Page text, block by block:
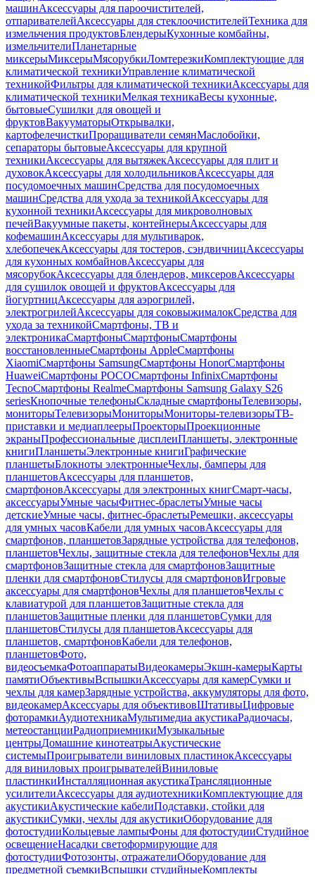
машинАксессуары для пароочистителей,
отпаривателейАксессуары для стеклоочистителейТехника для
измельчения продуктовБлендерыКухонные комбайны,
измельчителиПланетарные
миксерыМиксерыМясорубкиЛомтерезкиКомплектующие для
климатической техникиУправление климатической
техникойФильтры для климатической техникиАксессуары для
климатической техникиМелкая техникаВесы кухонные,
бытовыеСушилки для овощей и
фруктовВакууматорыОткрывалки,
картофелечисткиПроращиватели семянМаслобойки,
сепараторы бытовыеАксессуары для крупной
техникиАксессуары для вытяжекАксессуары для плит и
духовокАксессуары для холодильниковАксессуары для
посудомоечных машинСредства для посудомоечных
машинСредства для ухода за техникойАксессуары для
кухонной техникиАксессуары для микроволновых
печейВакуумные пакеты, контейнерыАксессуары для
кофемашинАксессуары для мультиварок,
хлебопечекАксессуары для тостеров, сэндвичницАксессуары
для кухонных комбайновАксессуары для
мясорубокАксессуары для блендеров, миксеровАксессуары
для сушилок овощей и фруктовАксессуары для
йогуртницАксессуары для аэрогрилей,
электрогрилейАксессуары для соковыжималокСредства для
ухода за техникойСмартфоны, ТВ и
электроникаСмартфоныСмартфоныСмартфоны
восстановленныеСмартфоны AppleСмартфоны
XiaomiСмартфоны SamsungСмартфоны HonorСмартфоны
HuaweiСмартфоны POCOСмартфоны InfinixСмартфоны
TecnoСмартфоны RealmeСмартфоны Samsung Galaxy S26
seriesКнопочные телефоныСкладные смартфоныТелевизоры,
мониторыТелевизорыМониторыМониторы-телевизорыТВ-
приставки и медиаплеерыПроекторыПроекционные
экраныПрофессиональные дисплеиПланшеты, электронные
книгиПланшетыЭлектронные книгиГрафические
планшетыБлокноты электронныеЧехлы, бамперы для
планшетовАксессуары для планшетов,
смартфоновАксессуары для электронных книгСмарт-часы,
аксессуарыУмные часыФитнес-браслетыУмные часы
детскиеУмные часы, фитнес-браслетыРемешки, аксессуары
для умных часовКабели для умных часовАксессуары для
смартфонов, планшетовЗарядные устройства для телефонов,
планшетовЧехлы, защитные стекла для телефоновЧехлы для
смартфоновЗащитные стекла для смартфоновЗащитные
пленки для смартфоновСтилусы для смартфоновИгровые
аксессуары для смартфоновЧехлы для планшетовЧехлы с
клавиатурой для планшетовЗащитные стекла для
планшетовЗащитные пленки для планшетовСумки для
планшетовСтилусы для планшетовАксессуары для
планшетов, смартфоновКабели для телефонов,
планшетовФото,
видеосъемкаФотоаппаратыВидеокамерыЭкшн-камерыКарты
памятиОбъективыВспышкиАксессуары для камерСумки и
чехлы для камерЗарядные устройства, аккумуляторы для фото,
видеокамерАксессуары для объективовШтативыЦифровые
фоторамкиАудиотехникаМультимедиа акустикаРадиочасы,
метеостанцииРадиоприемникиМузыкальные
центрыДомашние кинотеатрыАкустические
системыПроигрыватели виниловых пластинокАксессуары
для виниловых проигрывателейВиниловые
пластинкиИнсталляционная акустикаТрансляционные
усилителиАксессуары для аудиотехникиКомплектующие для
акустикиАкустические кабелиПодставки, стойки для
акустикиСумки, чехлы для акустикиОборудование для
фотостудииКольцевые лампыФоны для фотостудииСтудийное
освещениеНасадки светоформирующие для
фотостудииФотозонты, отражателиОборудование для
предметной съемкиВспышки студийныеКомплекты